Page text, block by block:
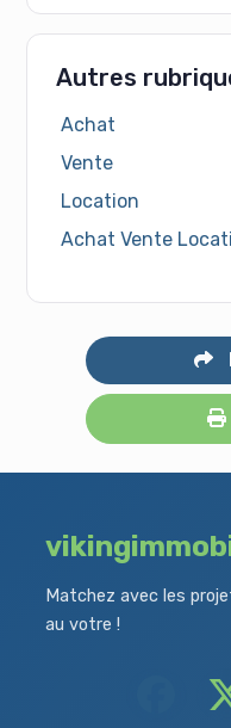
Autres
Achat
Vente
Location
Achat Vente
Matchez avec les
au votre !